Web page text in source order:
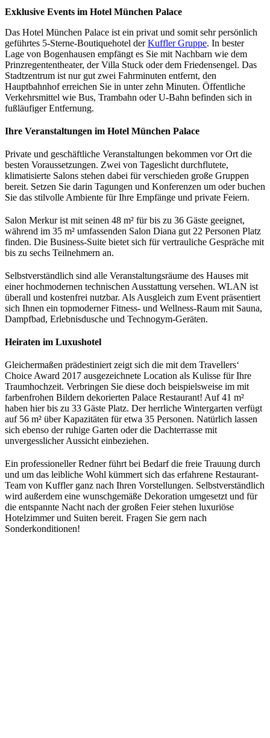
Exklusive Events im Hotel München Palace
Das Hotel München Palace ist ein privat und somit sehr persönlich
geführtes 5-Sterne-Boutiquehotel derKuffler Gruppe. In bester
Lage von Bogenhausen empfängt es Sie mit Nachbarn wie dem
Prinzregententheater, der Villa Stuck oder dem Friedensengel. Das
Stadtzentrum ist nur gut zwei Fahrminuten entfernt, den
Hauptbahnhof erreichen Sie in unter zehn Minuten. Öffentliche
Verkehrsmittel wie Bus, Trambahn oder U-Bahn befinden sich in
fußläufiger Entfernung.
Ihre Veranstaltungen im Hotel München Palace
Private und geschäftliche Veranstaltungen bekommen vor Ort die
besten Voraussetzungen. Zwei von Tageslicht durchflutete,
klimatisierte Salons stehen dabei für verschieden große Gruppen
bereit. Setzen Sie darin Tagungen und Konferenzen um oder buchen
Sie das stilvolle Ambiente für Ihre Empfänge und private Feiern.
Salon Merkur ist mit seinen 48 m² für bis zu 36 Gäste geeignet,
während im 35 m² umfassenden Salon Diana gut 22 Personen Platz
finden. Die Business-Suite bietet sich für vertrauliche Gespräche mit
bis zu sechs Teilnehmern an.
Selbstverständlich sind alle Veranstaltungsräume des Hauses mit
einer hochmodernen technischen Ausstattung versehen. WLAN ist
überall und kostenfrei nutzbar. Als Ausgleich zum Event präsentiert
sich Ihnen ein topmoderner Fitness- und Wellness-Raum mit Sauna,
Dampfbad, Erlebnisdusche und Technogym-Geräten.
Heiraten im Luxushotel
Gleichermaßen prädestiniert zeigt sich die mit dem Travellers‘
Choice Award 2017 ausgezeichnete Location als Kulisse für Ihre
Traumhochzeit. Verbringen Sie diese doch beispielsweise im mit
farbenfrohen Bildern dekorierten Palace Restaurant! Auf 41 m²
haben hier bis zu 33 Gäste Platz. Der herrliche Wintergarten verfügt
auf 56 m² über Kapazitäten für etwa 35 Personen. Natürlich lassen
sich ebenso der ruhige Garten oder die Dachterrasse mit
unvergesslicher Aussicht einbeziehen.
Ein professioneller Redner führt bei Bedarf die freie Trauung durch
und um das leibliche Wohl kümmert sich das erfahrene Restaurant-
Team von Kuffler ganz nach Ihren Vorstellungen. Selbstverständlich
wird außerdem eine wunschgemäße Dekoration umgesetzt und für
die entspannte Nacht nach der großen Feier stehen luxuriöse
Hotelzimmer und Suiten bereit. Fragen Sie gern nach
Sonderkonditionen!